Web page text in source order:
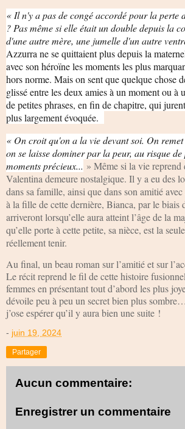
« Il n'y a pas de congé accordé pour la perte
? Pas même si elle était un double depuis la
d'une autre mère, une jumelle d'un autre
Azzurra ne se quittaient plus depuis la
avec son héroïne les moments les plus
hors norme. Mais on sent que quelque chose
glissé entre les deux amies à un moment ou à
de petites phrases, en fin de chapitre, qui
plus largement évoquée.
« On croit qu'on a la vie devant soi. On
on se laisse dominer par la peur, au risque de
moments précieux... » Même si la vie reprend
Valentina demeure nostalgique. Il y a eu des
dans sa famille, ainsi que dans son amitié
à la fille de cette dernière, Bianca, par le biais
arriveront lorsqu’elle aura atteint l’âge de la
qu’elle porte à cette petite, sa nièce, est la
réellement tenir.
Au final, un beau roman sur l’amitié et sur
Le récit reprend le fil de cette histoire
femmes en présentant tout d’abord les plus
dévoile peu à peu un secret bien plus
j’ose espérer qu’il y aura bien une suite !
- juin 19, 2024
Partager
Aucun commentaire:
Enregistrer un commentaire